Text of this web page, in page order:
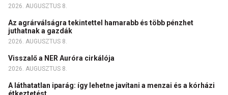
2026. AUGUSZTUS 8.
Az agrárválságra tekintettel hamarabb és több pénzhet
juthatnak a gazdák
2026. AUGUSZTUS 8.
Visszalő a NER Auróra cirkálója
2026. AUGUSZTUS 8.
A láthatatlan iparág: így lehetne javítani a menzai és a kórházi
étkeztetést